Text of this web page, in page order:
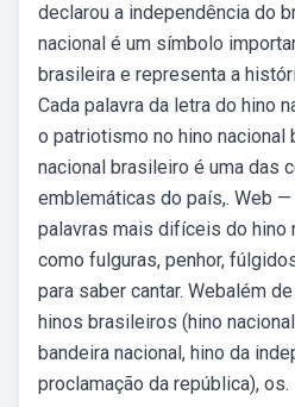
declarou a independência do
nacional é um símbolo
brasileira e representa a
Cada palavra da letra do hino
o patriotismo no hino nacional
nacional brasileiro é uma das
emblemáticas do país,. Web
palavras mais difíceis do hino
como fulguras, penhor,
para saber cantar. Webalém
hinos brasileiros (hino
bandeira nacional, hino da
proclamação da república), os.